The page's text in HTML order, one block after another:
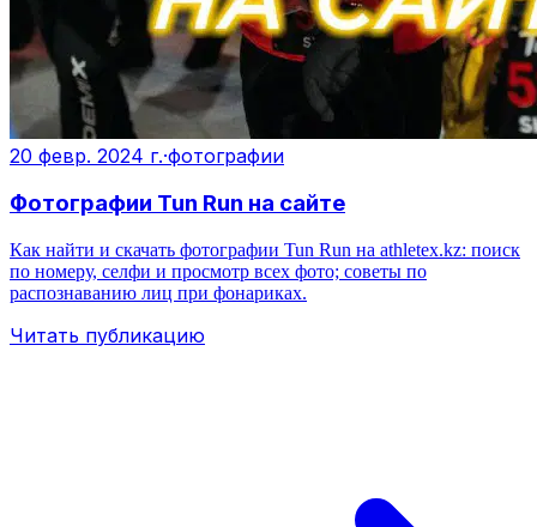
20 февр. 2024 г.·фотографии
Фотографии Tun Run на сайте
Как найти и скачать фотографии Tun Run на athletex.kz: поиск
по номеру, селфи и просмотр всех фото; советы по
распознаванию лиц при фонариках.
Читать публикацию